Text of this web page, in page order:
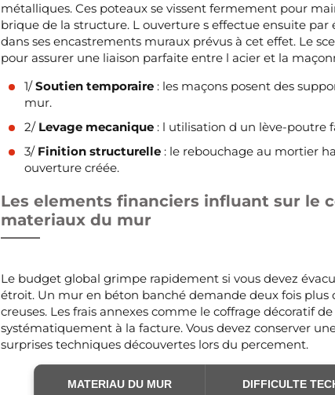
métalliques. Ces poteaux se vissent fermement pour
brique de la structure. L ouverture s effectue ensuite
dans ses encastrements muraux prévus à cet effet. Le
pour assurer une liaison parfaite entre l acier et la
1/Soutien temporaire : les maçons posent des
mur.
2/ Levage mecanique : l utilisation d un lève-poutre
3/ Finition structurelle : le rebouchage au mortier
ouverture créée.
Les elements financiers influant sur le
materiaux du mur
Le budget global grimpe rapidement si vous devez
étroit. Un mur en béton banché demande deux fois
creuses. Les frais annexes comme le coffrage décoratif
systématiquement à la facture. Vous devez conserver
surprises techniques découvertes lors du percement.
MATERIAU DU MUR DIFFICULTE